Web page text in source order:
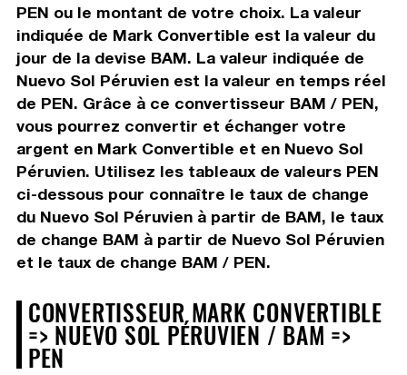
PEN ou le montant de votre choix. La valeur
indiquée de Mark Convertible est la valeur du
jour de la devise BAM. La valeur indiquée de
Nuevo Sol Péruvien est la valeur en temps réel
de PEN. Grâce à ce convertisseur BAM / PEN,
vous pourrez convertir et échanger votre
argent en Mark Convertible et en Nuevo Sol
Péruvien. Utilisez les tableaux de valeurs PEN
ci-dessous pour connaître le taux de change
du Nuevo Sol Péruvien à partir de BAM, le taux
de change BAM à partir de Nuevo Sol Péruvien
et le taux de change BAM / PEN.
CONVERTISSEUR MARK CONVERTIBLE
=> NUEVO SOL PÉRUVIEN / BAM =>
PEN